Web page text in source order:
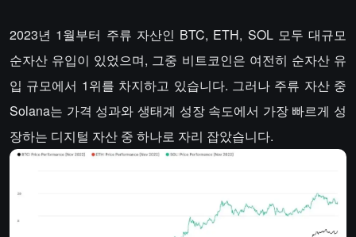
2023년 1월부터 주류 자산인 BTC, ETH, SOL 모두 대규모
순자산 유입이 있었으며, 그중 비트코인은 여전히 순자산 유
입 규모에서 1위를 차지하고 있습니다. 그러나 주류 자산 중
Solana는 가격 성과와 생태계 성장 속도에서 가장 빠르게 성
장하는 디지털 자산 중 하나로 자리 잡았습니다.